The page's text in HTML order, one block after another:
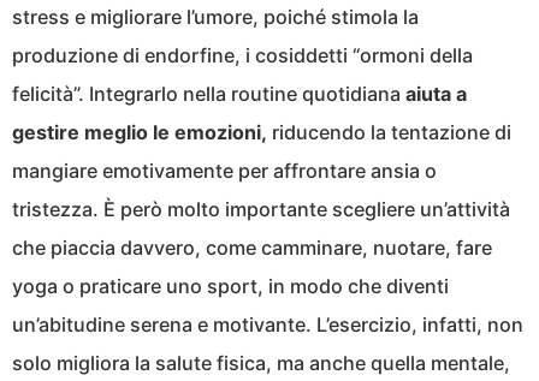
stress e migliorare l’umore, poiché stimola la
produzione di endorfine, i cosiddetti “ormoni della
felicità”. Integrarlo nella routine quotidiana aiuta a
gestire meglio le emozioni, riducendo la tentazione di
mangiare emotivamente per affrontare ansia o
tristezza. È però molto importante scegliere un’attività
che piaccia davvero, come camminare, nuotare, fare
yoga o praticare uno sport, in modo che diventi
un’abitudine serena e motivante. L’esercizio, infatti, non
solo migliora la salute fisica, ma anche quella mentale,